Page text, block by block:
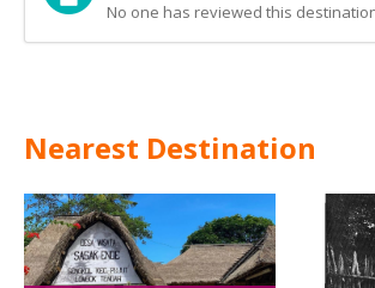
No one has reviewed this
Nearest Destination